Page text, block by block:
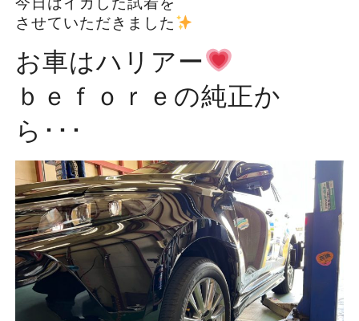
させていただきました
お車はハリアー
ｂｅｆｏｒｅの純正か
ら･･･